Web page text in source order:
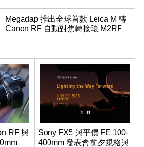
Megadap 推出全球首款 Leica M 轉
Canon RF 自動對焦轉接環 M2RF
RF 與
Sony FX5 與平價 FE 100-
400mm 發表會前夕規格與